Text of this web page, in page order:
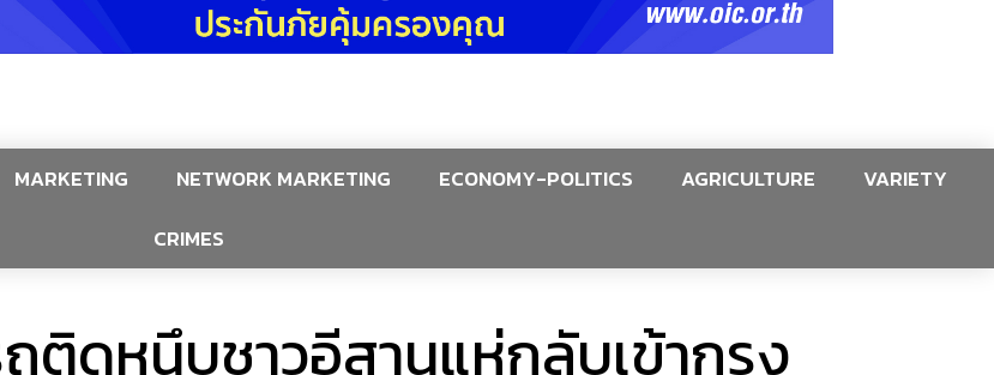
MARKETING NETWORK MARKETING ECONOMY-POLITICS AGRICULTURE
VARIETY
CRIMES
ดหนึบชาวอีสานแห่กลับเข้ากรุง